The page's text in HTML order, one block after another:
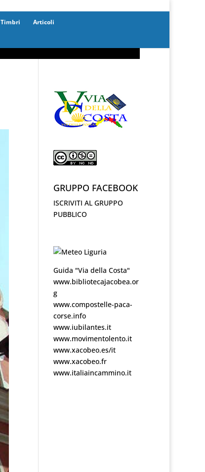
Timbri
Articoli
GRUPPO FACEBOOK
ISCRIVITI AL GRUPPO
PUBBLICO
Guida "Via della Costa"
www.bibliotecajacobea.or
g
www.compostelle-paca-
corse.info
www.iubilantes.it
www.movimentolento.it
www.xacobeo.es/it
www.xacobeo.fr
www.italiaincammino.it